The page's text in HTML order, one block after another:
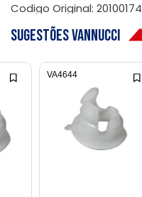
Codigo Original: 20100174
Sugestões Vannucci
VA4644